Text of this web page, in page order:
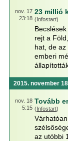
nov. 17
23:18
23 millió
(Infostart)
rejt a
hat, de
emberi
2015. november
nov. 18
5:15
Tovább
(Infostart)
az utóbbi